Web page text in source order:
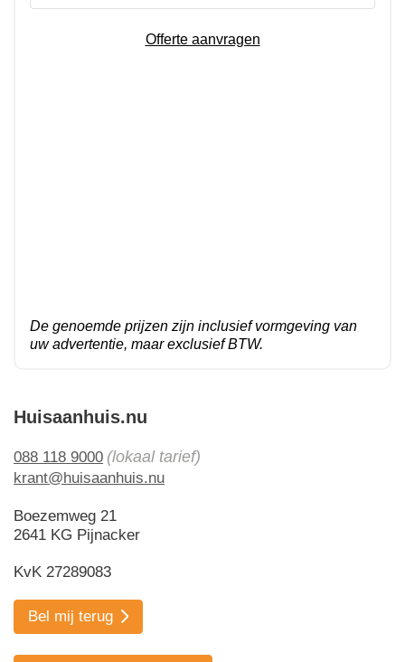
Huisaanhuis.nu
088 118 9000 (lokaal tarief)
krant@huisaanhuis.nu
Boezemweg 21
2641 KG Pijnacker
KvK 27289083
Bel mij terug
Offerte aanvragen
De genoemde prijzen zijn inclusief vormgeving van
uw advertentie, maar exclusief BTW.